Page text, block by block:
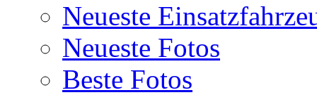
Neueste
Neueste Fotos
Beste Fotos